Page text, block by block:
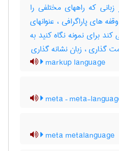
که راههای مختلفی را
های پاراگرافی ، عنوانهای
برای نمونه نگاه کنید به
markup language
meta – meta-
meta metalanguage